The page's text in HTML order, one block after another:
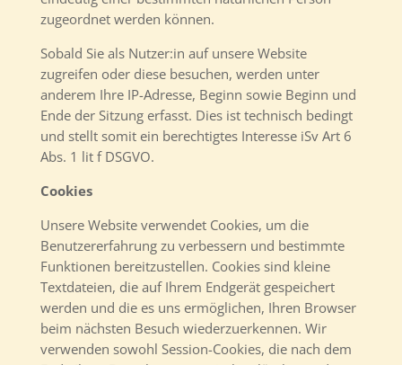
zugeordnet werden können.
Sobald Sie als Nutzer:in auf unsere Website
zugreifen oder diese besuchen, werden unter
anderem Ihre IP-Adresse, Beginn sowie Beginn und
Ende der Sitzung erfasst. Dies ist technisch bedingt
und stellt somit ein berechtigtes Interesse iSv Art 6
Abs. 1 lit f DSGVO.
Cookies
Unsere Website verwendet Cookies, um die
Benutzererfahrung zu verbessern und bestimmte
Funktionen bereitzustellen. Cookies sind kleine
Textdateien, die auf Ihrem Endgerät gespeichert
werden und die es uns ermöglichen, Ihren Browser
beim nächsten Besuch wiederzuerkennen. Wir
verwenden sowohl Session-Cookies, die nach dem